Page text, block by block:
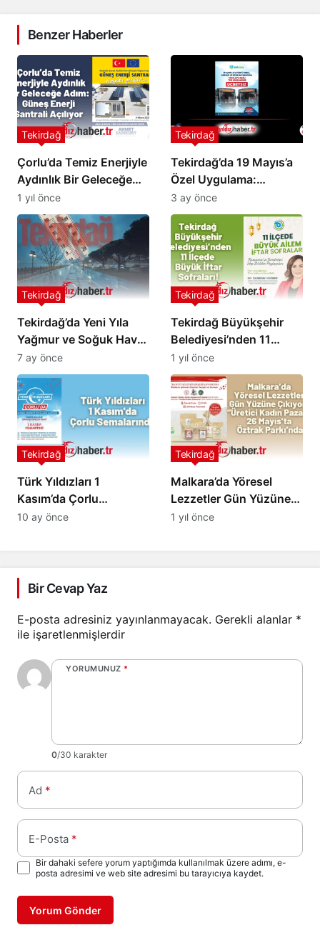
Benzer Haberler
Çorlu’da Temiz Enerjiyle
Aydınlık Bir Geleceğe
Adım: Güneş Enerji
Santrali Açılıyor
Tekirdağ
1 yıl önce
Tekirdağ’da 19 Mayıs’a
Özel Uygulama:
TEKULAŞ’a Bağlı Tüm
Toplu Taşıma Araçları
Ücretsiz
Tekirdağ
3 ay önce
Tekirdağ’da Yeni Yıla
Yağmur ve Soğuk Hava
Eşlik Edecek
Tekirdağ
7 ay önce
Tekirdağ Büyükşehir
Belediyesi’nden 11
İlçede Büyük İftar
Sofraları!
Tekirdağ
1 yıl önce
Türk Yıldızları 1
Kasım’da Çorlu
Semalarında
Tekirdağ
10 ay önce
Malkara’da Yöresel
Lezzetler Gün Yüzüne
Çıkıyor: “Üretici Kadın
Tekirdağ
1 yıl önce
Bir Cevap Yaz
E-posta adresiniz yayınlanmayacak. Gerekli alanlar *
ile işaretlenmişlerdir
YORUMUNUZ *
0/30 karakter
Ad *
E-Posta *
Bir dahaki sefere yorum yaptığımda kullanılmak üzere adımı, e-
posta adresimi ve web site adresimi bu tarayıcıya kaydet.
Yorum Gönder